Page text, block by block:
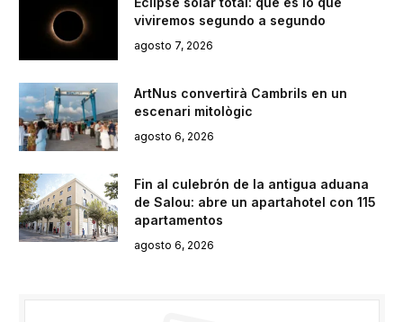
viviremos segundo a segundo
agosto 7, 2026
ArtNus convertirà Cambrils en un
escenari mitològic
agosto 6, 2026
Fin al culebrón de la antigua aduana
de Salou: abre un apartahotel con 115
apartamentos
agosto 6, 2026